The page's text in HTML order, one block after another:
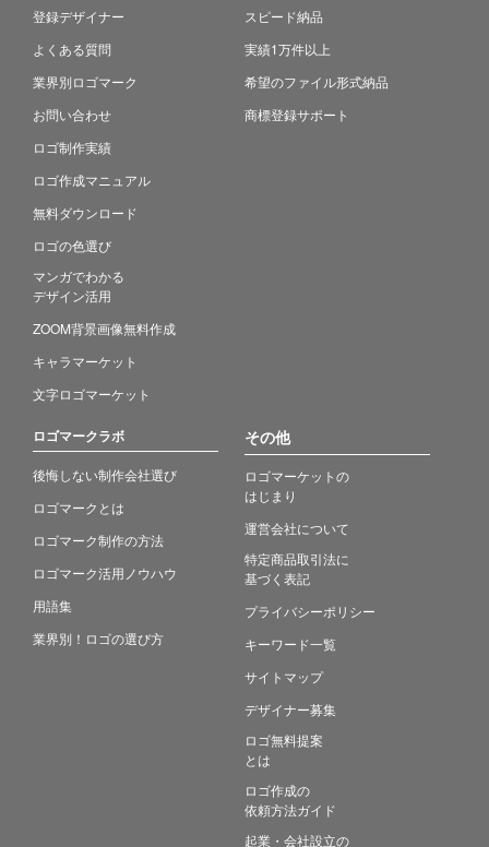
登録デザイナー
よくある質問
業界別ロゴマーク
お問い合わせ
ロゴ制作実績
ロゴ作成マニュアル
無料ダウンロード
ロゴの色選び
マンガでわかる
デザイン活用
ZOOM背景画像無料作成
キャラマーケット
文字ロゴマーケット
スピード納品
実績1万件以上
希望のファイル形式納品
商標登録サポート
ロゴマークラボ
後悔しない制作会社選び
ロゴマークとは
ロゴマーク制作の方法
ロゴマーク活用ノウハウ
用語集
業界別！ロゴの選び方
その他
ロゴマーケットの
はじまり
運営会社について
特定商品取引法に
基づく表記
プライバシーポリシー
キーワード一覧
サイトマップ
デザイナー募集
ロゴ無料提案
とは
ロゴ作成の
依頼方法ガイド
起業・会社設立の